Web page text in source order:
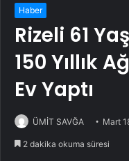
Haber
Rizeli 61
150 Yıllık
Ev Yaptı
ÜMİT SAVĞA Mart
2 dakika okuma süresi